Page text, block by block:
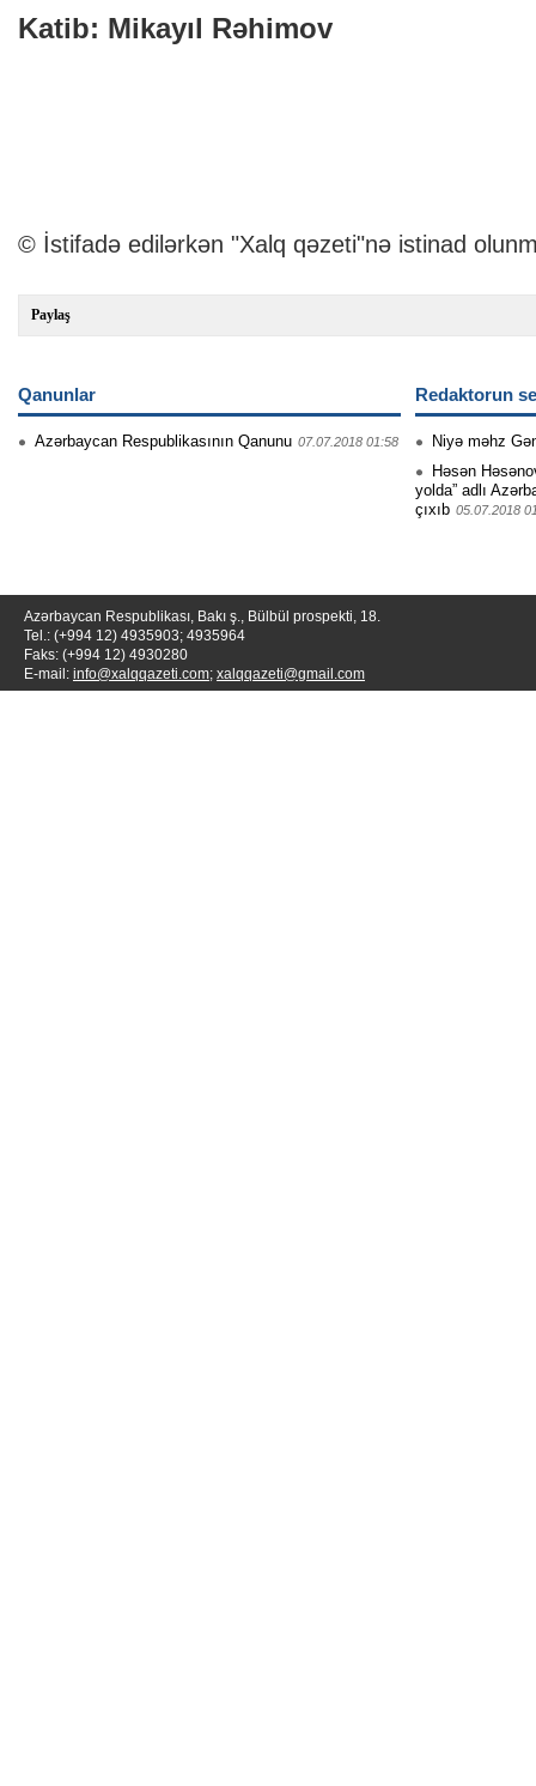
Katib: Mikayıl Rəhimov
© İstifadə edilərkən "Xalq qəzeti"nə istinad
Paylaş
Qanunlar
Azərbaycan Respublikasının Qanunu 07.07.2018 01:58
Redaktorun
Niyə məhz
Həsən
yolda” adlı
çıxıb 05.07.2018
Azərbaycan Respublikası, Bakı ş., Bülbül prospekti, 18.
Tel.: (+994 12) 4935903; 4935964
Faks: (+994 12) 4930280
E-mail: info@xalqqazeti.com; xalqqazeti@gmail.com